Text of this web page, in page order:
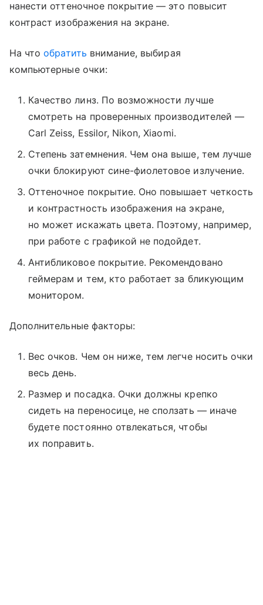
нанести оттеночное покрытие — это повысит
контраст изображения на экране.
На чтообратить внимание, выбирая
компьютерные очки:
Качество линз. По возможности лучше
смотреть на проверенных производителей —
Carl Zeiss, Essilor, Nikon, Xiaomi.
Степень затемнения. Чем она выше, тем лучше
очки блокируют сине-фиолетовое излучение.
Оттеночное покрытие. Оно повышает четкость
и контрастность изображения на экране,
но может искажать цвета. Поэтому, например,
при работе с графикой не подойдет.
Антибликовое покрытие. Рекомендовано
геймерам и тем, кто работает за бликующим
монитором.
Дополнительные факторы:
Вес очков. Чем он ниже, тем легче носить очки
весь день.
Размер и посадка. Очки должны крепко
сидеть на переносице, не сползать — иначе
будете постоянно отвлекаться, чтобы
их поправить.